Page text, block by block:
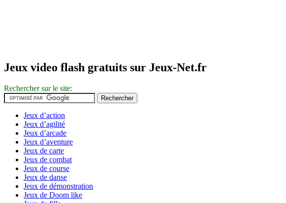
Jeux video flash gratuits sur Jeux-Net.fr
Rechercher sur le site:
Jeux d’action
Jeux d’agilité
Jeux d’arcade
Jeux d’aventure
Jeux de carte
Jeux de combat
Jeux de course
Jeux de danse
Jeux de démonstration
Jeux de Doom like